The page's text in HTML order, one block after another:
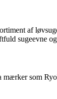
af
sugeevne
som